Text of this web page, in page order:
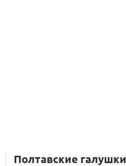
Полтавские галушки